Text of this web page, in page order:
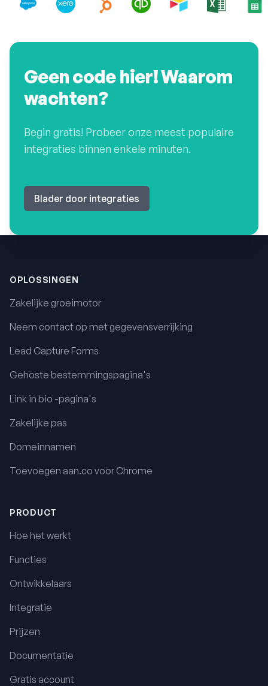
Geen code hier! Waarom
wachten?
Begin gratis! Probeer onze meest populaire
integraties binnen enkele minuten.
Blader door integraties
OPLOSSINGEN
Zakelijke groeimotor
Neem contact op met gegevensverrijking
Lead Capture Forms
Gehoste bestemmingspagina's
Link in bio -pagina's
Zakelijke pas
Domeinnamen
Toevoegen aan.co voor Chrome
PRODUCT
Hoe het werkt
Functies
Ontwikkelaars
Integratie
Prijzen
Documentatie
Gratis account